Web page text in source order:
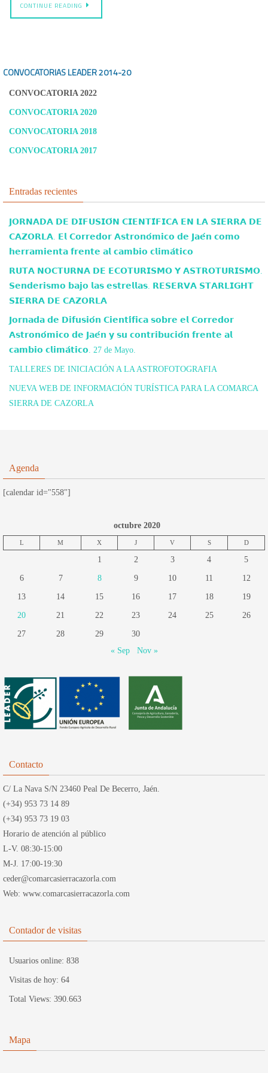
CONTINUE READING
CONVOCATORIAS LEADER2014-20
CONVOCATORIA 2022
CONVOCATORIA 2020
CONVOCATORIA 2018
CONVOCATORIA 2017
Entradas recientes
𝗝𝗢𝗥𝗡𝗔𝗗𝗔 𝗗𝗘 𝗗𝗜𝗙𝗨𝗦𝗜𝗢́𝗡 𝗖𝗜𝗘𝗡𝗧𝗜́𝗙𝗜𝗖𝗔 𝗘𝗡 𝗟𝗔 𝗦𝗜𝗘𝗥𝗥𝗔 𝗗𝗘
𝗖𝗔𝗭𝗢𝗥𝗟𝗔. 𝗘𝗹 𝗖𝗼𝗿𝗿𝗲𝗱𝗼𝗿 𝗔𝘀𝘁𝗿𝗼𝗻𝗼́𝗺𝗶𝗰𝗼 𝗱𝗲 𝗝𝗮𝗲́𝗻 𝗰𝗼𝗺𝗼
𝗵𝗲𝗿𝗿𝗮𝗺𝗶𝗲𝗻𝘁𝗮 𝗳𝗿𝗲𝗻𝘁𝗲 𝗮𝗹 𝗰𝗮𝗺𝗯𝗶𝗼 𝗰𝗹𝗶𝗺𝗮́𝘁𝗶𝗰𝗼
𝗥𝗨𝗧𝗔 𝗡𝗢𝗖𝗧𝗨𝗥𝗡𝗔 𝗗𝗘 𝗘𝗖𝗢𝗧𝗨𝗥𝗜𝗦𝗠𝗢 𝗬 𝗔𝗦𝗧𝗥𝗢𝗧𝗨𝗥𝗜𝗦𝗠𝗢.
𝗦𝗲𝗻𝗱𝗲𝗿𝗶𝘀𝗺𝗼 𝗯𝗮𝗷𝗼 𝗹𝗮𝘀 𝗲𝘀𝘁𝗿𝗲𝗹𝗹𝗮𝘀. 𝗥𝗘𝗦𝗘𝗥𝗩𝗔 𝗦𝗧𝗔𝗥𝗟𝗜𝗚𝗛𝗧
𝗦𝗜𝗘𝗥𝗥𝗔 𝗗𝗘 𝗖𝗔𝗭𝗢𝗥𝗟𝗔
𝗝𝗼𝗿𝗻𝗮𝗱𝗮 𝗱𝗲 𝗗𝗶𝗳𝘂𝘀𝗶𝗼́𝗻 𝗖𝗶𝗲𝗻𝘁𝗶́𝗳𝗶𝗰𝗮 𝘀𝗼𝗯𝗿𝗲 𝗲𝗹 𝗖𝗼𝗿𝗿𝗲𝗱𝗼𝗿
𝗔𝘀𝘁𝗿𝗼𝗻𝗼́𝗺𝗶𝗰𝗼 𝗱𝗲 𝗝𝗮𝗲́𝗻 𝘆 𝘀𝘂 𝗰𝗼𝗻𝘁𝗿𝗶𝗯𝘂𝗰𝗶𝗼́𝗻 𝗳𝗿𝗲𝗻𝘁𝗲 𝗮𝗹
𝗰𝗮𝗺𝗯𝗶𝗼 𝗰𝗹𝗶𝗺𝗮́𝘁𝗶𝗰𝗼. 27 de Mayo.
TALLERES DE INICIACIÓN A LA ASTROFOTOGRAFIA
NUEVA WEB DE INFORMACIÓN TURÍSTICA PARA LA COMARCA
SIERRA DE CAZORLA
Agenda
[calendar id="558"]
octubre 2020
L M X J V S D
1 2 3 4 5
6 7 8 9 10 11 12
13 14 15 16 17 18 19
20 21 22 23 24 25 26
27 28 29
30
« Sep
Nov »
Contacto
C/ La Nava S/N 23460 Peal De Becerro, Jaén.
(+34) 953 73 14 89
(+34) 953 73 19 03
Horario de atención al público
L-V. 08:30-15:00
M-J. 17:00-19:30
ceder@comarcasierracazorla.com
Web: www.comarcasierracazorla.com
Contador de visitas
Usuarios online: 838
Visitas de hoy: 64
Total Views: 390.663
Mapa